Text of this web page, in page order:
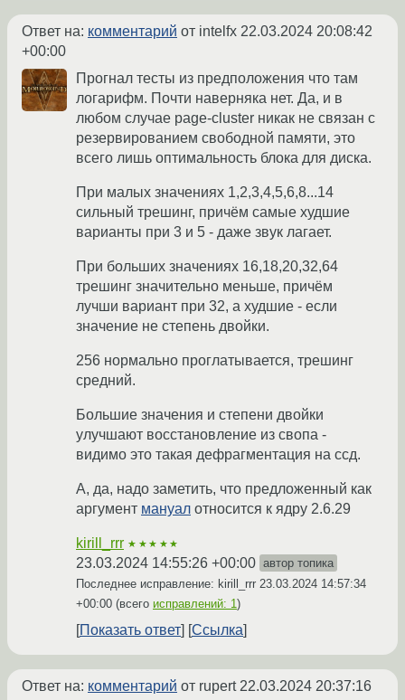
Ответ на: комментарий от intelfx 22.03.2024 20:08:42
+00:00
Прогнал тесты из предположения что там
логарифм. Почти наверняка нет. Да, и в
любом случае page-cluster никак не связан с
резервированием свободной памяти, это
всего лишь оптимальность блока для диска.
При малых значениях 1,2,3,4,5,6,8...14
сильный трешинг, причём самые худшие
варианты при 3 и 5 - даже звук лагает.
При больших значениях 16,18,20,32,64
трешинг значительно меньше, причём
лучши вариант при 32, а худшие - если
значение не степень двойки.
256 нормально проглатывается, трешинг
средний.
Большие значения и степени двойки
улучшают восстановление из свопа -
видимо это такая дефрагментация на ссд.
А, да, надо заметить, что предложенный как
аргумент мануал относится к ядру 2.6.29
kirill_rrr ★★★★★
23.03.2024 14:55:26 +00:00 автор топика
Последнее исправление: kirill_rrr 23.03.2024 14:57:34
+00:00 (всего исправлений: 1)
Показать ответ Ссылка
Ответ на: комментарий от rupert22.03.2024 20:37:16